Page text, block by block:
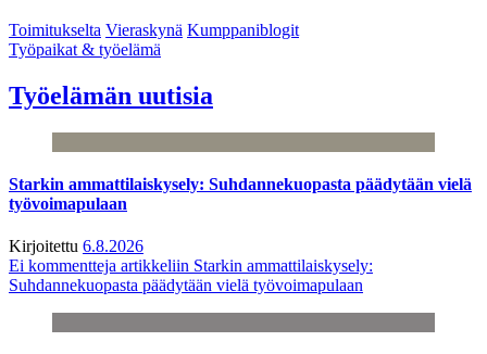
Toimitukselta Vieraskynä Kumppaniblogit
Työpaikat & työelämä
Työelämän uutisia
Starkin ammattilaiskysely: Suhdannekuopasta päädytään vielä
työvoimapulaan
Kirjoitettu 6.8.2026
Ei kommentteja artikkeliin Starkin ammattilaiskysely:
Suhdannekuopasta päädytään vielä työvoimapulaan